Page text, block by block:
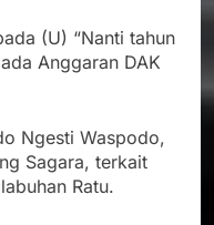
(U) “Nanti tahun
Anggaran DAK
Ngesti Waspodo,
Sagara, terkait
Ratu.